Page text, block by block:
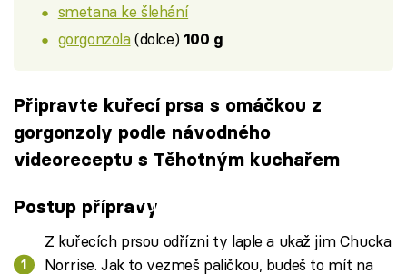
smetana ke šlehání
gorgonzola(dolce) 100 g
Připravte kuřecí prsa s omáčkou z
gorgonzoly podle návodného
videoreceptu s Těhotným kuchařem
Failed to fetch
Postup přípravy
Z kuřecích prsou odřízni ty laple a ukaž jim Chucka
Norrise. Jak to vezmeš paličkou, budeš to mít na